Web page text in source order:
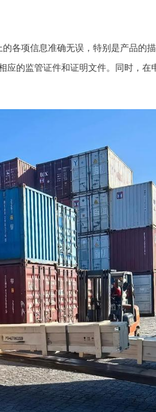
各项信息准确无误，特别是产品的
的监管证件和证明文件。同时，在